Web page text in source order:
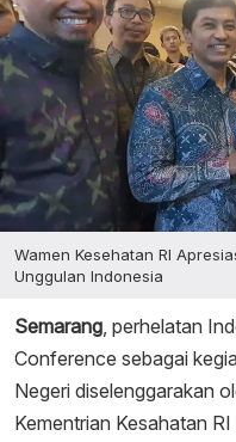
Wamen Kesehatan RI
Unggulan Indonesia
Semarang, perhelatan
Conference sebagai
Negeri diselenggarakan
Kementrian Kesahatan